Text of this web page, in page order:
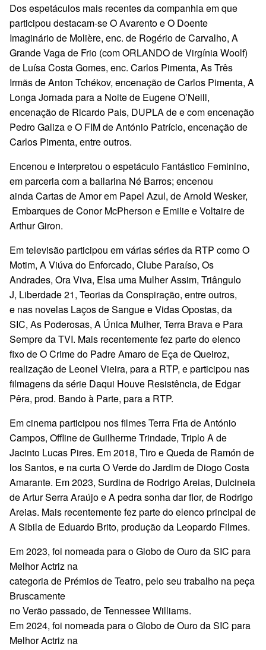
Dos espetáculos mais recentes da companhia em que
participou destacam-se O Avarento e O Doente
Imaginário de Molière, enc. de Rogério de Carvalho, A
Grande Vaga de Frio (com ORLANDO de Virgínia Woolf)
de Luísa Costa Gomes, enc. Carlos Pimenta, As Três
Irmãs de Anton Tchékov, encenação de Carlos Pimenta, A
Longa Jornada para a Noite de Eugene O’Neill,
encenação de Ricardo Pais, DUPLA de e com encenação
Pedro Galiza e O FIM de António Patrício, encenação de
Carlos Pimenta, entre outros.
Encenou e interpretou o espetáculo Fantástico Feminino,
em parceria com a bailarina Né Barros; encenou
ainda Cartas de Amor em Papel Azul, de Arnold Wesker,
Embarques de Conor McPherson e Emilie e Voltaire de
Arthur Giron.
Em televisão participou em várias séries da RTP como O
Motim, A Viúva do Enforcado, Clube Paraíso, Os
Andrades, Ora Viva, Elsa uma Mulher Assim, Triângulo
J, Liberdade 21, Teorias da Conspiração, entre outros,
e nas novelas Laços de Sangue e Vidas Opostas, da
SIC, As Poderosas, A Única Mulher, Terra Brava e Para
Sempre da TVI. Mais recentemente fez parte do elenco
fixo de O Crime do Padre Amaro de Eça de Queiroz,
realização de Leonel Vieira, para a RTP, e participou nas
filmagens da série Daqui Houve Resistência, de Edgar
Pêra, prod. Bando à Parte, para a RTP.
Em cinema participou nos filmes Terra Fria de António
Campos, Offline de Guilherme Trindade, Triplo A de
Jacinto Lucas Pires. Em 2018, Tiro e Queda de Ramón de
los Santos, e na curta O Verde do Jardim de Diogo Costa
Amarante. Em 2023, Surdina de Rodrigo Areias, Dulcineia
de Artur Serra Araújo e A pedra sonha dar flor, de Rodrigo
Areias. Mais recentemente fez parte do elenco principal de
A Sibila de Eduardo Brito, produção da Leopardo Filmes.
Em 2023, foi nomeada para o Globo de Ouro da SIC para
Melhor Actriz na
categoria de Prémios de Teatro, pelo seu trabalho na peça
Bruscamente
no Verão passado, de Tennessee Williams.
Em 2024, foi nomeada para o Globo de Ouro da SIC para
Melhor Actriz na